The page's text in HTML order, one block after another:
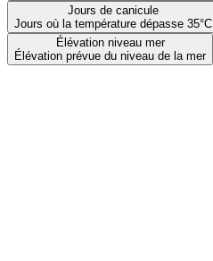
Jours de canicule
Jours où la température dépasse 35°C
Élévation niveau mer
Élévation prévue du niveau de la mer